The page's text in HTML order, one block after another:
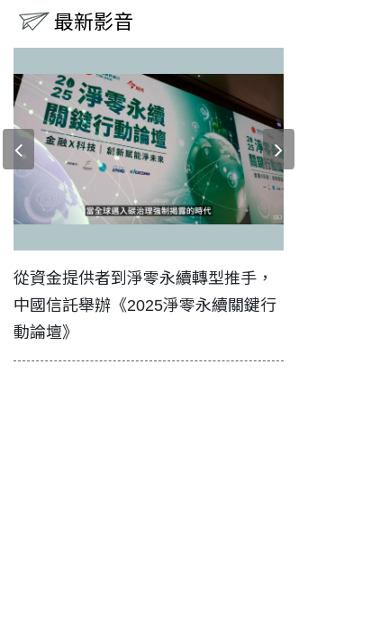
最新影音
從資金提供者到淨零永續轉型推手，
中國信託舉辦《2025淨零永續關鍵行
動論壇》